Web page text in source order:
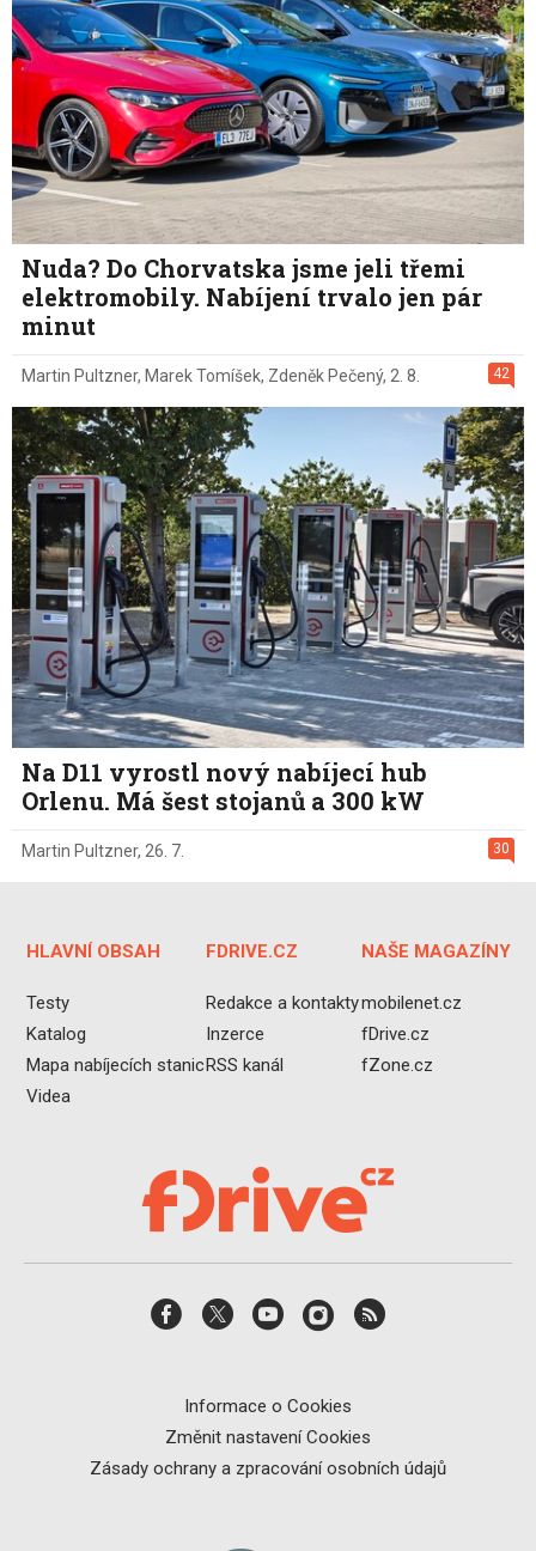
Nuda? Do Chorvatska jsme jeli třemi
elektromobily. Nabíjení trvalo jen pár
minut
42
Martin Pultzner, Marek Tomíšek, Zdeněk Pečený, 2. 8.
Na D11 vyrostl nový nabíjecí hub
Orlenu. Má šest stojanů a 300 kW
30
Martin Pultzner, 26. 7.
HLAVNÍ OBSAH
Testy
Katalog
Mapa nabíjecích stanic
Videa
FDRIVE.CZ
Redakce a kontakty
Inzerce
RSS kanál
NAŠE MAGAZÍNY
mobilenet.cz
fDrive.cz
fZone.cz
Informace o Cookies
Změnit nastavení Cookies
Zásady ochrany a zpracování osobních údajů